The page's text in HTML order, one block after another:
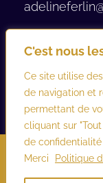
C'est nous
Ce site utilise
de navigation et
permettant de
cliquant sur
de
Merci
Politique
Conditions